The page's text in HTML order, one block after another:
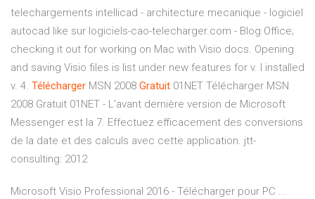
telechargements intellicad - architecture mecanique - logiciel
autocad like sur logiciels-cao-telecharger.com - Blog Office;
checking it out for working on Mac with Visio docs. Opening
and saving Visio files is list under new features for v. I installed
v. 4. Télécharger MSN 2008 Gratuit 01NET Télécharger MSN
2008 Gratuit 01NET - L'avant dernière version de Microsoft
Messenger est la 7. Effectuez efficacement des conversions
de la date et des calculs avec cette application. jtt-
consulting: 2012
Microsoft Visio Professional 2016 - Télécharger pour PC ...